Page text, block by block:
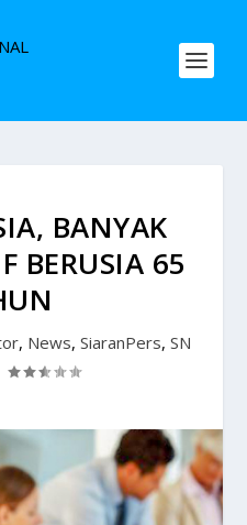
BANYAK
BERUSIA 65
, News, SiaranPers, SN